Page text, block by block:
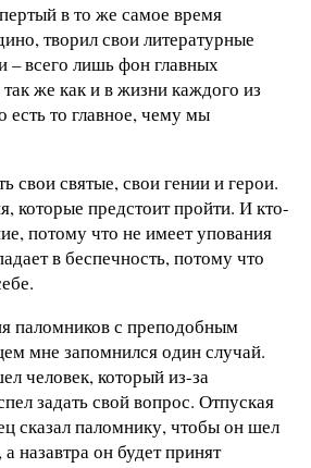
в то же самое время
творил свои литературные
всего лишь фон главных
же как и в жизни каждого из
есть то главное, чему мы
свои святые, свои гении и герои.
которые предстоит пройти. И кто-
потому что не имеет упования
в беспечность, потому что
паломников с преподобным
мне запомнился один случай.
человек, который из-за
задать свой вопрос. Отпуская
сказал паломнику, чтобы он шел
назавтра он будет принят